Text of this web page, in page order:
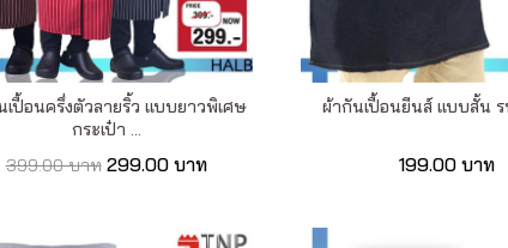
เปื้อนครึ่งตัวลายริ้ว แบบยาวพิเศษ
กระเป๋า ...
399.00 บาท 299.00 บาท
ผ้ากันเปื้อนยีนส์ แบบสั้น
199.00 บาท